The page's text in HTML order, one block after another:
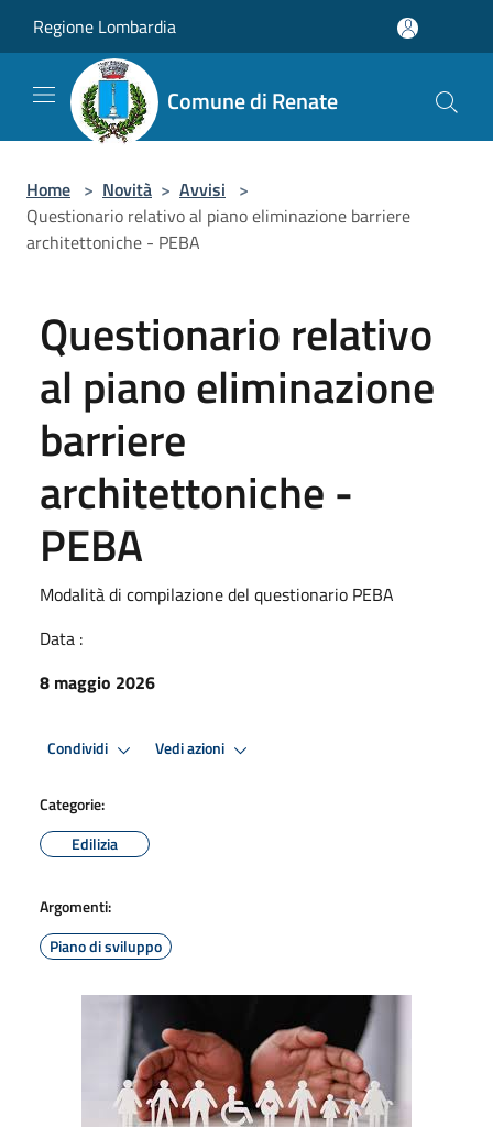
Regione Lombardia
Comune di Renate
Home > Novità > Avvisi >
Questionario relativo al piano eliminazione barriere
architettoniche - PEBA
Questionario relativo
al piano eliminazione
barriere
architettoniche -
PEBA
Modalità di compilazione del questionario PEBA
Data :
8 maggio 2026
Condividi Vedi azioni
Categorie:
Edilizia
Argomenti:
Piano di sviluppo